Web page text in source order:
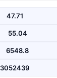
47.71
55.04
6548.8
3052439